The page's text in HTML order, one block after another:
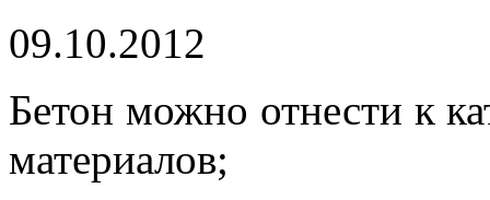
09.10.2012
Бетон можно отнести к
материалов;